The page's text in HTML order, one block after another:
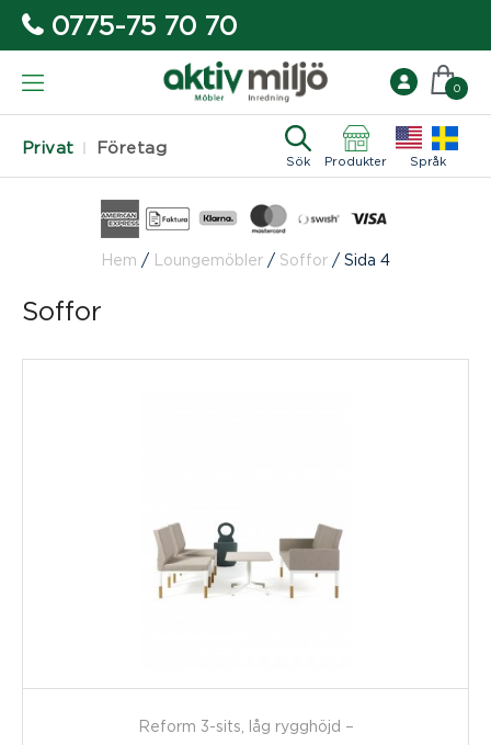
0775-75 70 70
Privat Företag
Sök Produkter Språk
0
Hem / Loungemöbler / Soffor / Sida 4
Soffor
Reform 3-sits, låg rygghöjd –